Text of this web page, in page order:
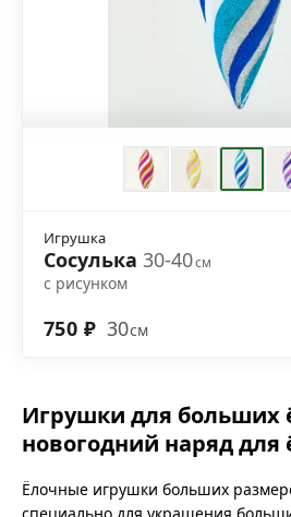
Игрушка
Сосулька 30-40см
с рисунком
750 ₽ 30см
Игрушки для больших
новогодний наряд для
Ёлочные игрушки больших